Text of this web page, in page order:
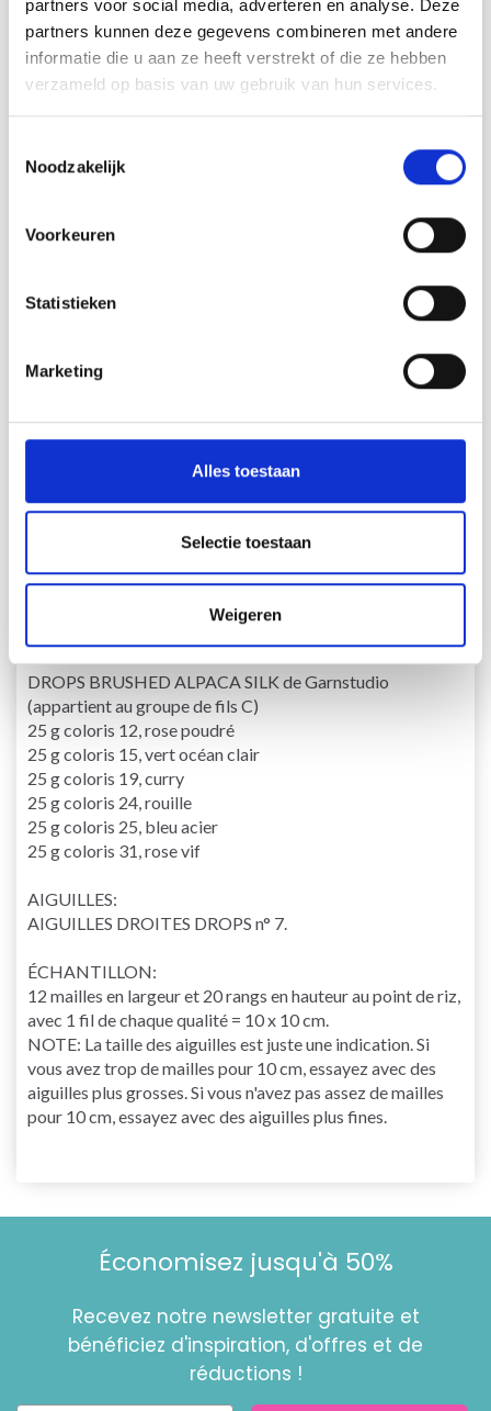
partners voor social media, adverteren en analyse. Deze
partners kunnen deze gegevens combineren met andere
informatie die u aan ze heeft verstrekt of die ze hebben
verzameld op basis van uw gebruik van hun services.
Noodzakelijk
Voorkeuren
Statistieken
Marketing
Alles toestaan
Selectie toestaan
Weigeren
242-29 Dream Weaver Scarf
by DROPS Design
DROPS Design: Modèle ab-146
Longueur = environ 175 cm.
DROPS ALPACA BOUCLÉ de Garnstudio (appartient au
DROPS BRUSHED ALPACA SILK de Garnstudio
(appartient au groupe de fils C)
25 g coloris 12, rose poudré
25 g coloris 15, vert océan clair
25 g coloris 19, curry
25 g coloris 24, rouille
25 g coloris 25, bleu acier
25 g coloris 31, rose vif
AIGUILLES:
AIGUILLES DROITES DROPS n° 7.
ÉCHANTILLON:
12 mailles en largeur et 20 rangs en hauteur au point de riz,
avec 1 fil de chaque qualité = 10 x 10 cm.
NOTE: La taille des aiguilles est juste une indication. Si
vous avez trop de mailles pour 10 cm, essayez avec des
aiguilles plus grosses. Si vous n'avez pas assez de mailles
pour 10 cm, essayez avec des aiguilles plus fines.
Économisez jusqu'à 50%
Recevez notre newsletter gratuite et
bénéficiez d'inspiration, d'offres et de
réductions !